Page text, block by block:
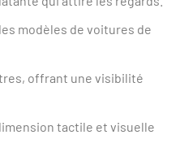
modèles de voitures de
offrant une visibilité
tactile et visuelle